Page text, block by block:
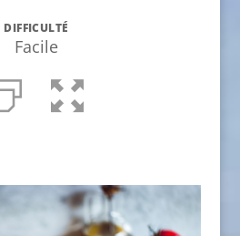
DIFFICULTÉ
Facile